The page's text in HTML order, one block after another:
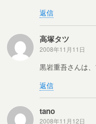
返信
高塚タツ
2008年11月11日
黒岩重吾さんは、
返信
tano
2008年11月12日